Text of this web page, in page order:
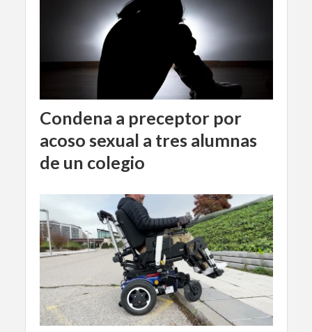
Condena a preceptor por
acoso sexual a tres alumnas
de un colegio